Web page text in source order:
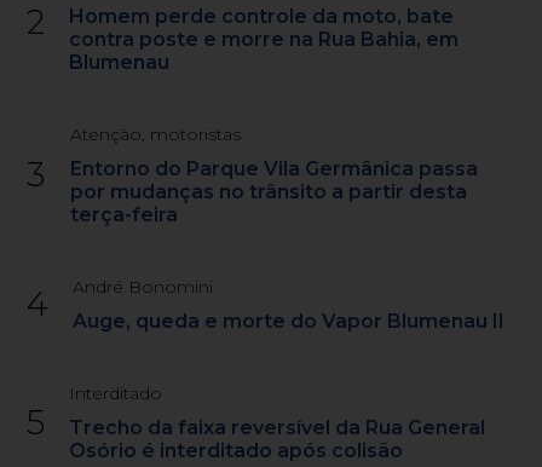
2
Homem perde controle da moto, bate
contra poste e morre na Rua Bahia, em
Blumenau
3
Atenção, motoristas
Entorno do Parque Vila Germânica passa
por mudanças no trânsito a partir desta
terça-feira
4 André Bonomini
Auge, queda e morte do Vapor Blumenau II
5
Interditado
Trecho da faixa reversível da Rua General
Osório é interditado após colisão